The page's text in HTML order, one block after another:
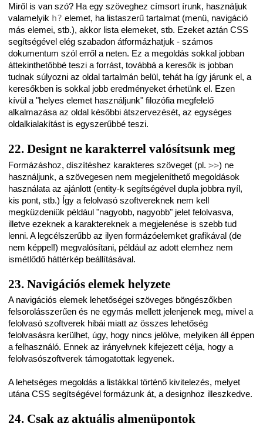
Miről is van szó? Ha egy szöveghez címsort írunk, használjuk
valamelyik h? elemet, ha listaszerű tartalmat (menü, navigáció
más elemei, stb.), akkor lista elemeket, stb. Ezeket aztán CSS
segítségével elég szabadon átformázhatjuk - számos
dokumentum szól erről a neten. Ez a megoldás sokkal jobban
áttekinthetőbbé teszi a forrást, továbbá a keresők is jobban
tudnak súlyozni az oldal tartalmán belül, tehát ha így járunk el, a
keresőkben is sokkal jobb eredményeket érhetünk el. Ezen
kívül a "helyes elemet használjunk" filozófia megfelelő
alkalmazása az oldal későbbi átszervezését, az egységes
oldalkialakítást is egyszerűbbé teszi.
22. Designt ne karakterrel valósítsunk meg
Formázáshoz, díszítéshez karakteres szöveget (pl. >>) ne
használjunk, a szövegesen nem megjeleníthető megoldások
használata az ajánlott (entity-k segítségével dupla jobbra nyíl,
kis pont, stb.) Így a felolvasó szoftvereknek nem kell
megküzdeniük például "nagyobb, nagyobb" jelet felolvasva,
illetve ezeknek a karaktereknek a megjelenése is szebb tud
lenni. A legcélszerűbb az ilyen formázóelemket grafikával (de
nem képpel!) megvalósítani, például az adott elemhez nem
ismétlődő háttérkép beállításával.
23. Navigációs elemek helyzete
A navigációs elemek lehetőségei szöveges böngészőkben
felsorolásszerűen és ne egymás mellett jelenjenek meg, mivel a
felolvasó szoftverek hibái miatt az összes lehetőség
felolvasásra kerülhet, úgy, hogy nincs jelölve, melyiken áll éppen
a felhasználó. Ennek az irányelvnek kifejezett célja, hogy a
felolvasószoftverek támogatottak legyenek.
A lehetséges megoldás a listákkal történő kivitelezés, melyet
utána CSS segítségével formázunk át, a designhoz illeszkedve.
24. Csak az aktuális almenüpontok